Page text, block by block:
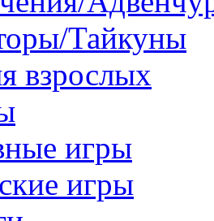
Тайкуны
взрослых
игры
игры